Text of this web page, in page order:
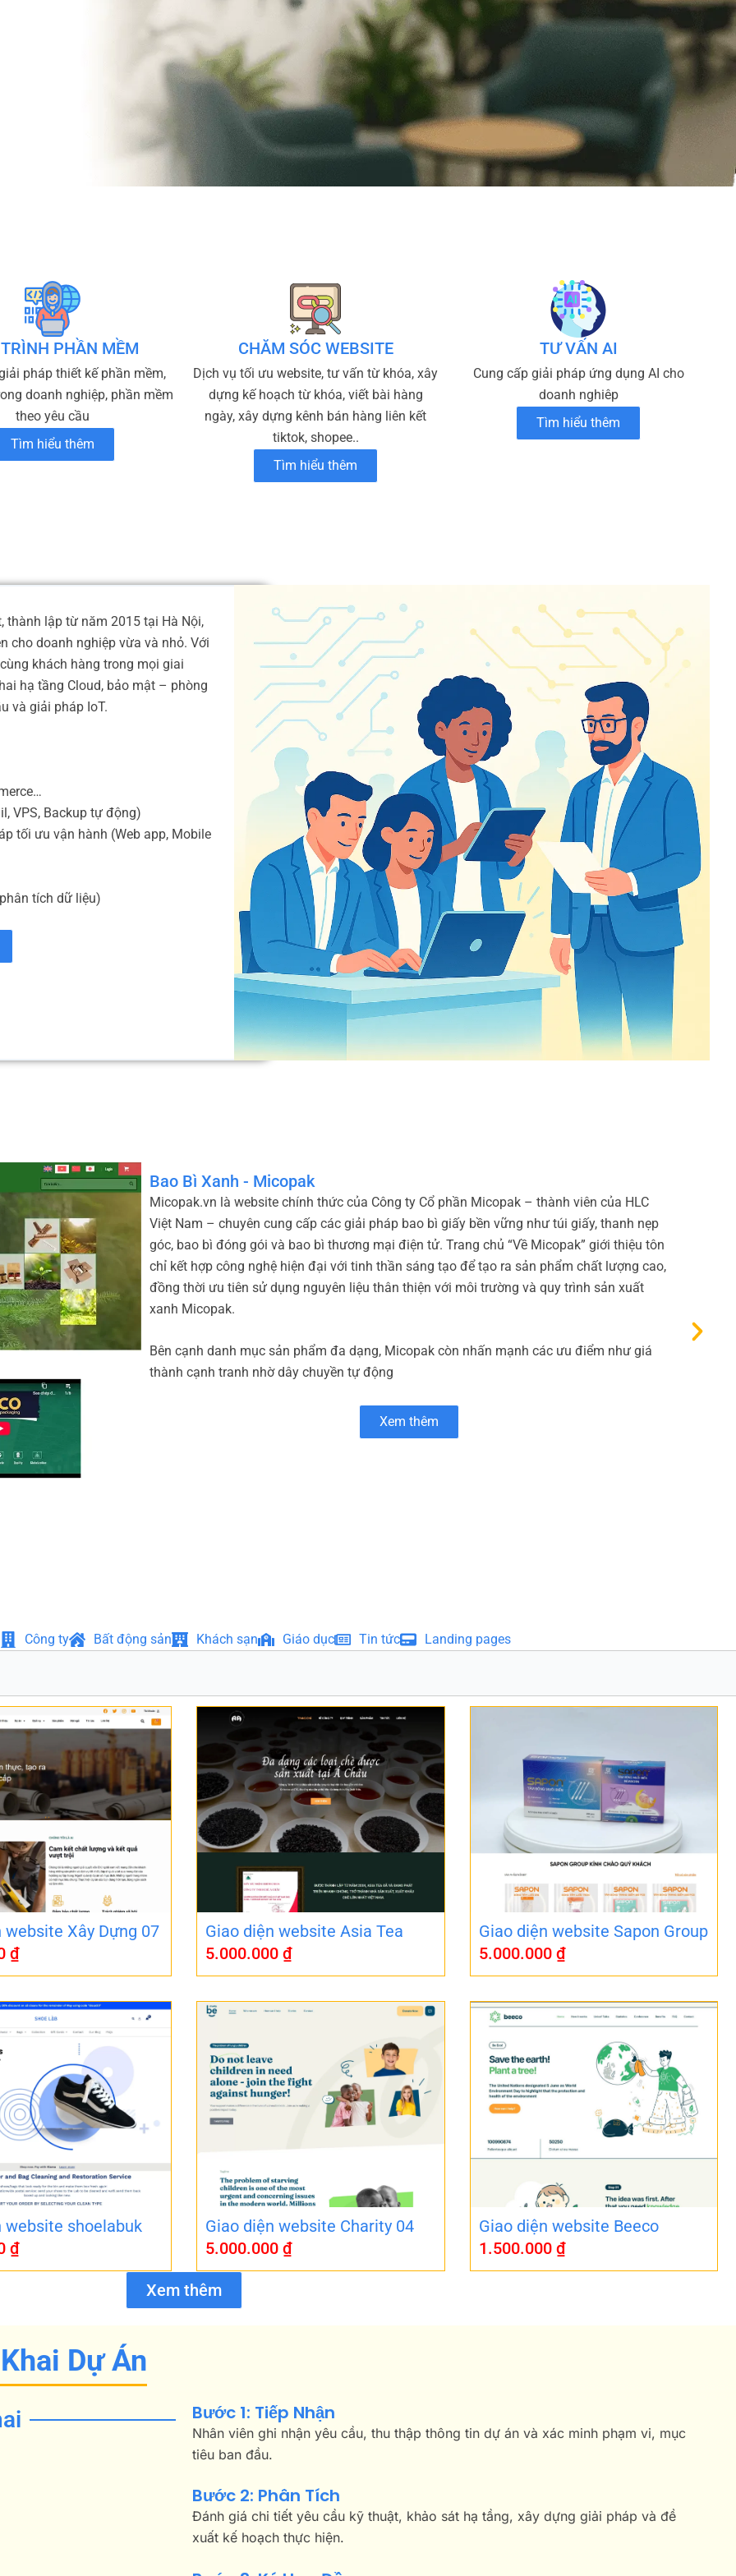
PHẦN MỀM
pháp thiết kế phần mềm,
doanh nghiệp, phần mềm
theo yêu cầu
Tìm hiểu thêm
CHĂM SÓC WEBSITE
Dịch vụ tối ưu website, tư vấn từ khóa, xây
dựng kế hoạch từ khóa, viết bài hàng
ngày, xây dựng kênh bán hàng liên kết
tiktok, shopee..
Tìm hiểu thêm
TƯ VẤN AI
Cung cấp giải pháp ứng dụng AI cho
doanh nghiêp
Tìm hiểu thêm
thành lập từ năm 2015 tại Hà Nội,
cho doanh nghiệp vừa và nhỏ. Với
khách hàng trong mọi giai
hạ tầng Cloud, bảo mật – phòng
và giải pháp IoT.
VPS, Backup tự động)
tối ưu vận hành (Web app, Mobile
tích dữ liệu)
Bao Bì Xanh - Micopak
Micopak.vn là website chính thức của Công ty Cổ phần Micopak – thành viên của HLC
Việt Nam – chuyên cung cấp các giải pháp bao bì giấy bền vững như túi giấy, thanh nẹp
góc, bao bì đóng gói và bao bì thương mại điện tử. Trang chủ “Về Micopak” giới thiệu tôn
chỉ kết hợp công nghệ hiện đại với tinh thần sáng tạo để tạo ra sản phẩm chất lượng cao,
đồng thời ưu tiên sử dụng nguyên liệu thân thiện với môi trường và quy trình sản xuất
xanh Micopak.
Bên cạnh danh mục sản phẩm đa dạng, Micopak còn nhấn mạnh các ưu điểm như giá
thành cạnh tranh nhờ dây chuyền tự động
Xem thêm
Công ty Bất động sản Khách sạn Giáo dục Tin tức Landing pages
website Xây Dựng 07
₫
Giao diện website Asia Tea
5.000.000 ₫
Giao diện website Sapon Group
5.000.000 ₫
website shoelabuk
₫
Giao diện website Charity 04
5.000.000 ₫
Giao diện website Beeco
1.500.000 ₫
Xem thêm
Dự Án
Bước 1: Tiếp Nhận
Nhân viên ghi nhận yêu cầu, thu thập thông tin dự án và xác minh phạm vi, mục
tiêu ban đầu.
Bước 2: Phân Tích
Đánh giá chi tiết yêu cầu kỹ thuật, khảo sát hạ tầng, xây dựng giải pháp và đề
xuất kế hoạch thực hiện.